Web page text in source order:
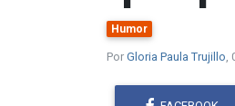
Humor
Por Gloria Paula Trujillo